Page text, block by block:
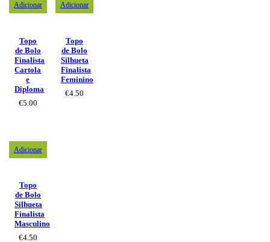
Adicionar
Topo
de Bolo
Finalista
Cartola
e
Diploma
€5.00
Adicionar
Topo
de Bolo
Silhueta
Finalista
Feminino
€4.50
Adicionar
Topo
de Bolo
Silhueta
Finalista
Masculino
€4.50